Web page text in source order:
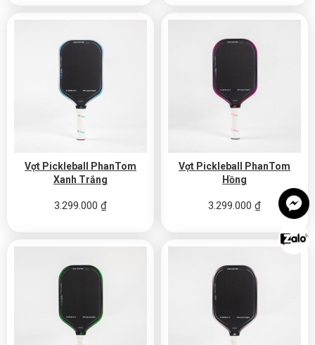
Vợt Pickleball PhanTom
Xanh Trắng
3.299.000 ₫
Vợt Pickleball PhanTom
Hồng
3.299.000 ₫